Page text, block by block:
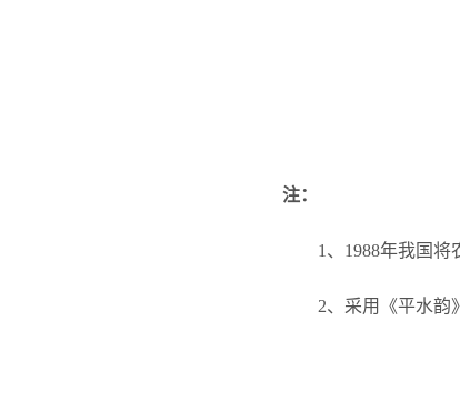
注：
1 、1988年我国将
2、采用《平水韵